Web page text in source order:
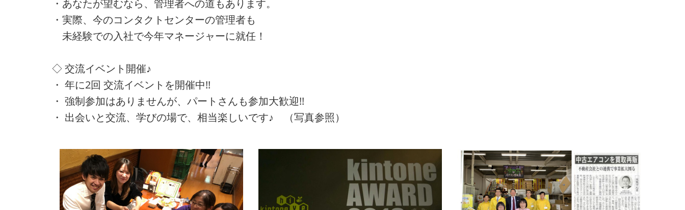
・あなたが望むなら、管理者への道もあります。
・実際、今のコンタクトセンターの管理者も
未経験での入社で今年マネージャーに就任！
◇ 交流イベント開催♪
・ 年に2回 交流イベントを開催中!!
・ 強制参加はありませんが、パートさんも参加大歓迎!!
・ 出会いと交流、学びの場で、相当楽しいです♪ （写真参照）